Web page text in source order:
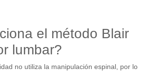
el método Blair
lumbar?
no utiliza la manipulación espinal, por lo